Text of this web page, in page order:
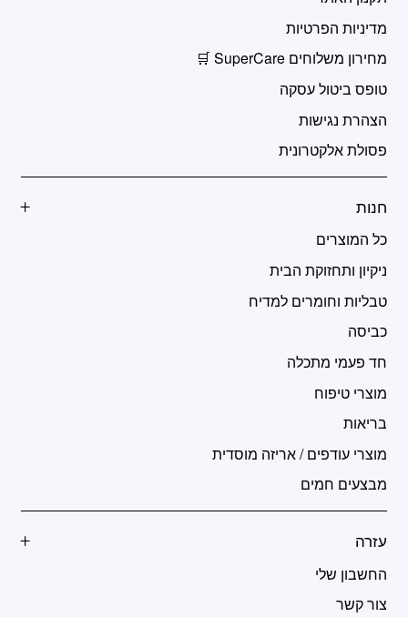
מדיניות הפרטיות
מחירון משלוחים SuperCare 🛒
טופס ביטול עסקה
הצהרת נגישות
פסולת אלקטרונית
חנות
כל המוצרים
ניקיון ותחזוקת הבית
טבליות וחומרים למדיח
כביסה
חד פעמי מתכלה
מוצרי טיפוח
בריאות
מוצרי עודפים / אריזה מוסדית
מבצעים חמים
עזרה
החשבון שלי
צור קשר